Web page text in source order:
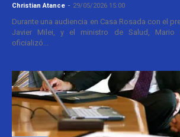
Christian Atance - 29/05/2026 15:00
Durante una audiencia en Casa Rosada con el
Javier Milei, y el ministro de Salud, Mario
oficializó...